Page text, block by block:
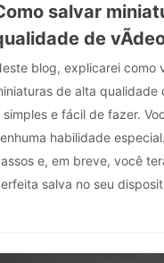
salvar
de
blog, explicarei como
de alta qualidade
simples e fácil de fazer.
habilidade
e, em breve, você
salva no seu